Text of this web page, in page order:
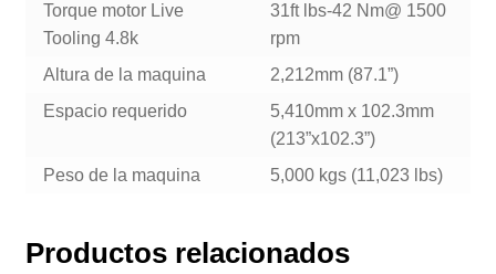
Torque motor Live
Tooling 4.8k
31ft lbs-42 Nm@ 1500
rpm
Altura de la maquina
2,212mm (87.1”)
Espacio requerido
5,410mm x 102.3mm
(213”x102.3”)
Peso de la maquina
5,000 kgs (11,023 lbs)
Productos relacionados